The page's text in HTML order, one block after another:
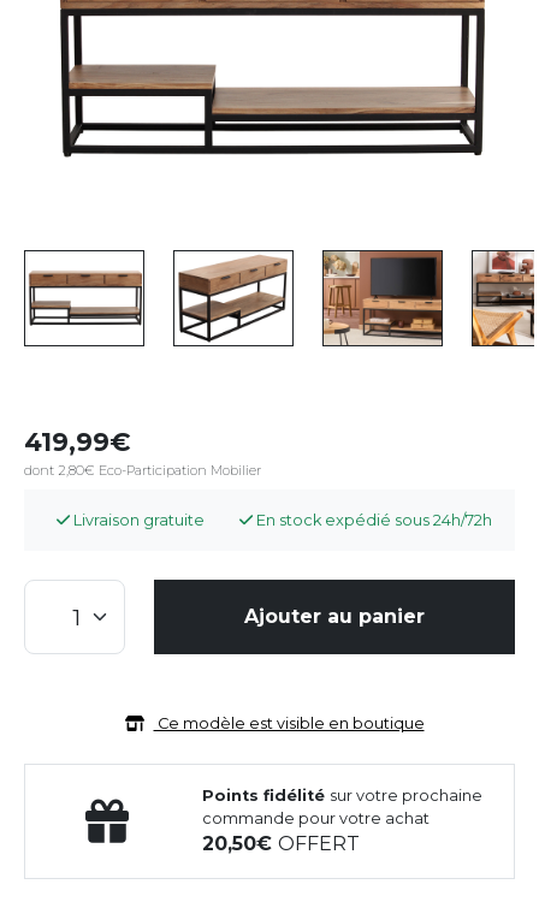
419,99
dont 2,80€ Eco-Participation Mobilier
Livraison gratuite En stock expédié sous 24h/72h
Ajouter au panier
Ce modèle est visible en boutique
Points fidélité sur votre prochaine
commande pour votre achat
20,50OFFERT